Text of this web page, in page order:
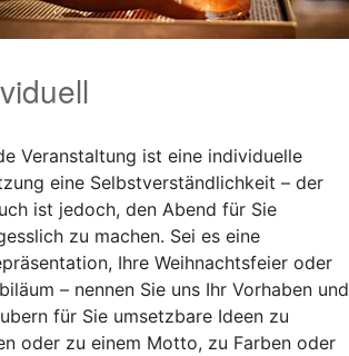
Veranstaltung ist eine individuelle
eine Selbstverständlichkeit – der
ist jedoch, den Abend für Sie
zu machen. Sei es eine
Ihre Weihnachtsfeier oder
– nennen Sie uns Ihr Vorhaben und
für Sie umsetzbare Ideen zu
oder zu einem Motto, zu Farben oder